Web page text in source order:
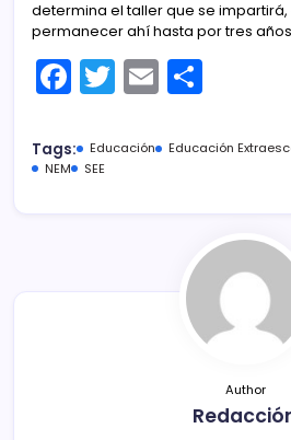
determina el taller que se
permanecer ahí hasta por tres
F
a
c
e
T
w
itt
E
m
ai m
tir
Tags: Educación Educación
NEM
SEE
Author